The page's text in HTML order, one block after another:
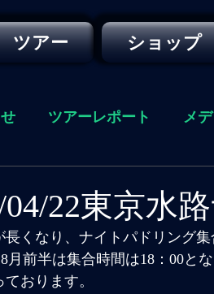
ツアー ショップ
ツアーレポート メ
04/22東京水
くなり、ナイトパドリング集
月前半は集合時間は18：00と
おります。